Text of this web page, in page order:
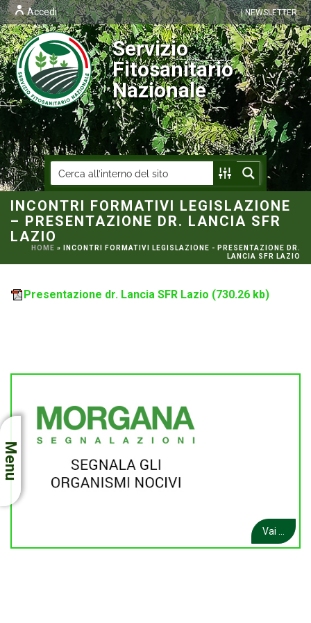
| NEWSLETTER
Accedi
Servizio
Fitosanitario
Nazionale
INCONTRI FORMATIVI LEGISLAZIONE
– PRESENTAZIONE DR. LANCIA SFR
LAZIO
HOME »
INCONTRI FORMATIVI LEGISLAZIONE - PRESENTAZIONE DR.
LANCIA SFR LAZIO
Menu
Presentazione dr. Lancia SFR Lazio (730.26 kb)
Vai ...